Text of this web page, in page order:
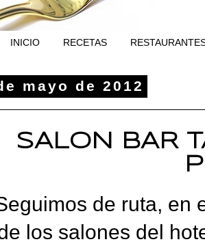
INICIO RECETAS
mayo de 2012
SALON BAR
de ruta, en
los salones del